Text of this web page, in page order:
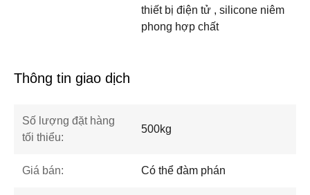
thiết bị điện tử , silicone niêm
phong hợp chất
Thông tin giao dịch
Số lượng đặt hàng
tối thiểu:
500kg
Giá bán: Có thể đàm phán